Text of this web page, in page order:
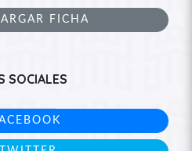
FICHA
SOCIALES